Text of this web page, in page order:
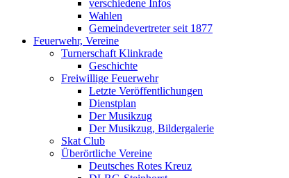
verschiedene Infos
Wahlen
Gemeindevertreter seit 1877
Feuerwehr, Vereine
Turnerschaft Klinkrade
Geschichte
Freiwillige Feuerwehr
Letzte Veröffentlichungen
Dienstplan
Der Musikzug
Der Musikzug, Bildergalerie
Skat Club
Überörtliche Vereine
Deutsches Rotes Kreuz